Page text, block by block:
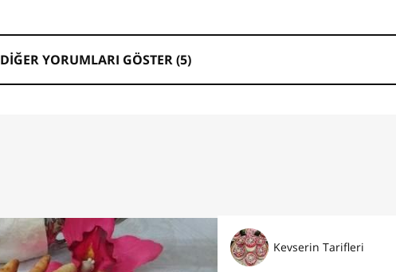
DİĞER YORUMLARI GÖSTER (5)
Kevserin Tarifleri